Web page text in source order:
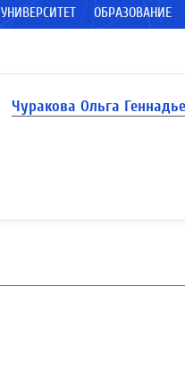
УНИВЕРСИТЕТ ОБРАЗОВАНИЕ
Чуракова Ольга